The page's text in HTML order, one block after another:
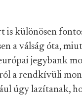
is különösen
a válság óta,
jegybank
a rendkívüli
úgy lazítanak,